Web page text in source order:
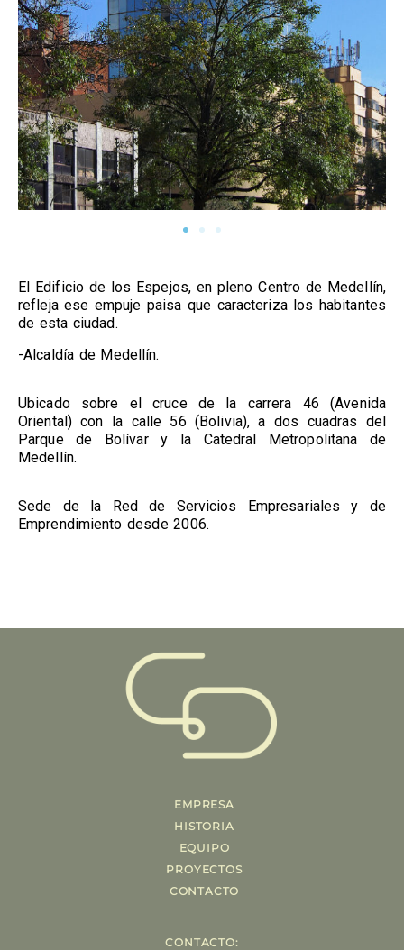
El Edificio de los Espejos, en pleno Centro de Medellín,
refleja ese empuje paisa que caracteriza los habitantes
de esta ciudad.
-Alcaldía de Medellín.
Ubicado sobre el cruce de la carrera 46 (Avenida
Oriental) con la calle 56 (Bolivia), a dos cuadras del
Parque de Bolívar y la Catedral Metropolitana de
Medellín.
Sede de la Red de Servicios Empresariales y de
Emprendimiento desde 2006.
EMPRESA
HISTORIA
EQUIPO
PROYECTOS
CONTACTO
CONTACTO: